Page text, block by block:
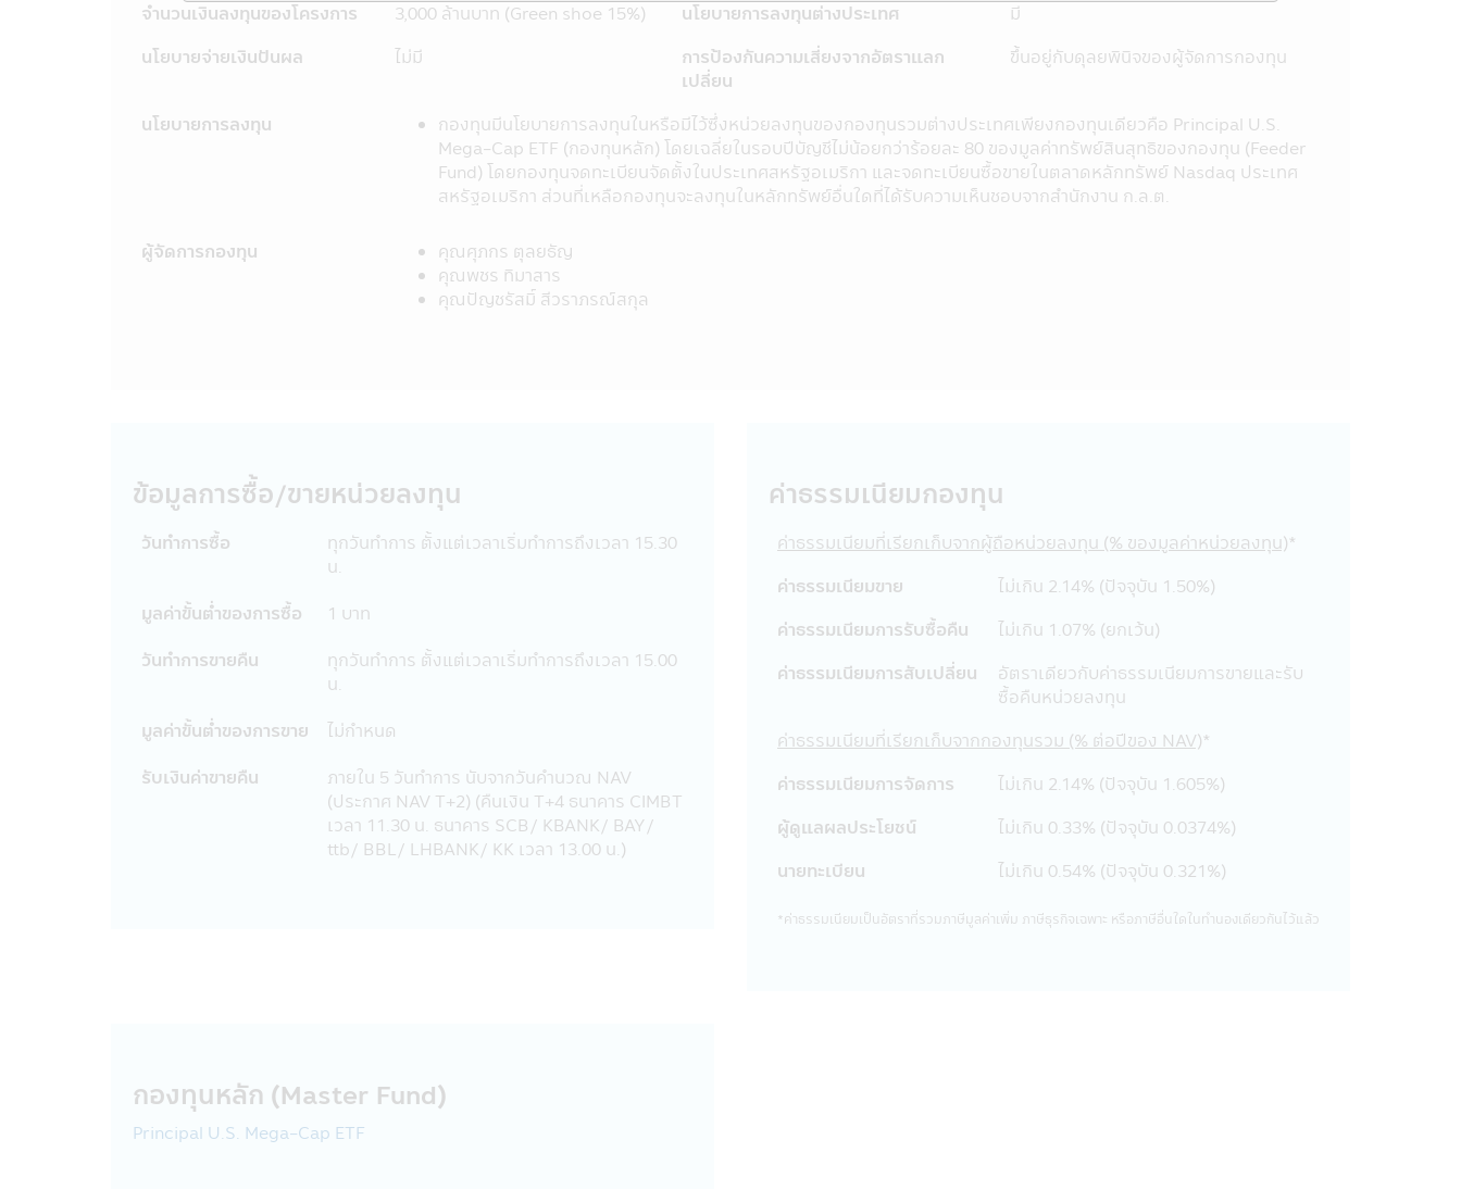
กรรมการ ก.ล.ต.http://www.sec.or.th
9. กองทุนรวมเป็นนิติบุคคลแยกต่างหากจากบริษัทจัดการ ดังนั้นบริษัทจัดการจึงไม่มีภาระผูกพันในการชดเชยผลขาดทุนของกองทุนรวม ทั้งนี้ ผล
การดำเนินงานของกองทุนรวม ไม่ได้ขึ้นอยู่กับสถานะทางการเงินหรือผลการดำเนินงานของบริษัทจัดการ
10. การลงทุนในกองทุนรวมใดๆ ที่มีรายชื่อปรากฏในแอปพลิเคชันผ่านโทรศัพท์มือถือนี้อยู่ภายใต้การควบคุมของกฎหมายไทยรวมถึงกฎ ระเบียบ
และข้อบังคับต่างๆ ที่กำหนดไว้ตามพระราชบัญญัติหลักทรัพย์ และตลาดหลักทรัพย์ พ.ศ. 2535 (ที่แก้ไขเพิ่มเติม)
11. ข้อมูลในแอปพลิเคชันผ่านโทรศัพท์มือถือนี้เป็นข้อมูลทั่วไป ไม่ใช่คำแนะนำหรือความเห็น และไม่ถือเป็นการแทนคำแนะนำ หรือมีความมุ่งหมาย
ให้ถือเป็นคำเสนอ หรือการเชิญชวนให้บุคคลใดทำการซื้อ หรือขายผลิตภัณฑ์ด้านการลงทุนประเภทต่าง ๆ ความเสียหายใด ๆ ที่เกิดขึ้นแก่ผู้ที่ใช้
ข้อมูลหรือตัดสินใจจากเนื้อหาในเว็ปไซด์นี้ไม่อาจเรียกร้องได้
12. การที่สำนักงานคณะกรรมการ ก.ล.ต. ได้อนุมัติให้จัดตั้งและจัดการโครงการของกองทุนรวมที่ปรากฏอยู่ในแอปพลิเคชันผ่านโทรศัพท์มือถือนี้
ราคาหน่วยลงทุนที่เสนอขาย
13. การวัดผลการดำเนินงานของกองทุนรวมในแอปพลิเคชันผ่านโทรศัพท์มือถือนี้ ใช้วิธีวัดผลการดำเนินงานตามมาตรฐานที่สมาคมบริษัทจัดการ
ลงทุนกำหนด และผลการดำเนินงานในอดีตของกองทุนรวม มิได้เป็นสิ่งยืนยันถึงผลการดำเนินงานในอนาคต
สมาคมบริษัทจัดการลงทุนกำหนด และจะต้องเปิดเผยการลงทุนดังกล่าวให้บริษัทจัดการทราบเพื่อที่บริษัทจัดการจะสามารถกำกับ และดูแลการซื้อ
ขายหลักทรัพย์ของพนักงานได้
หรือ ระบบสื่อสารของผู้เข้าเยี่ยมชม หรือผู้ลงทุน อันเนื่องมาจากการเข้ามาใช้แอปพลิเคชันผ่านโทรศัพท์มือถือนี้ และ/หรือ แอปพลิเคชันผ่านโทรศัพท์
มือถือที่ร่วมกิจกรรมกับบริษัท
18. บริษัทจัดการขอสงวนสิทธิ์ของข้อมูลใดๆ ในแอปพลิเคชันผ่านโทรศัพท์มือถือนี้ โดยห้ามมิให้ผู้ใดเผยแพร่ อ้างอิง ลอกเลียน ทำซ้ำ หรือแก้ไข
ด้วยวิธีการใดๆ ไม่ว่าทั้งหมด หรือบางส่วนของข้อมูลในแอปพลิเคชันผ่านโทรศัพท์มือถือนี้ เว้นแต่จะได้รับอนุญาตเป็นลายลักษณ์อักษรจากบริษัท
จัดการก่อน บริษัทจัดการ และผู้บริหารรวมถึงพนักงานเจ้าหน้าที่ของบริษัทจัดการขอสงวนสิทธิที่จะไม่รับผิดชอบต่อความเสียหายทุกกรณี อันเกิดขึ้น
จากการที่บุคคลอื่นกระทำโดยเจตนา หรือโดยมิได้รับอนุญาตจากบริษัทจัดการ แก้ไข เปลี่ยนแปลง รายงาน ข้อความ ข้อมูล เอกสาร หรือสื่อใดๆ ใน
แอปพลิเคชันผ่านโทรศัพท์มือถือนี้ และรายงาน ข้อความ ข้อมูล เอกสาร หรือสื่อใดๆ ในแอปพลิเคชันผ่านโทรศัพท์มือถือนี้ได้เผยแพร่ออกไป ไม่ว่า
เป็นการเฉพาะเจาะจง หรือเป็นการทั่วไปในประการที่อาจจะทำให้เกิดความเข้าใจผิด หรือก่อให้เกิดความเสียหายต่อทรัพย์สินหรือชื่อเสียงของบริษัท
จัดการ หรือ บุคคลอื่น
มิได้รับอนุญาตจากบริษัทจัดการก่อน และเป็นผลให้เกิดความเสียหายต่อทรัพย์สิน หรือชื่อเสียงของบริษัทจัดการ หรือบุคคลอื่น เป็นการกระทำที่ผิด
กฎหมายและความผิดที่เป็นไปตามพระราชบัญญัติ (พ.ร.บ.) ว่าด้วยการกระทำความผิดเกี่ยวกับคอมพิวเตอร์ ซึ่งผู้กระทำดังกล่าวนอกจากจะต้องรับ
ผิดชอบต่อความเสียหายในทางแพ่งแล้ว อาจต้องรับโทษในทางอาญาอีกด้วย
20. เว็บไซต์ต่างๆ ทั้งในประเทศและต่างประเทศที่ลิงก์อยู่ในแอปพลิเคชันผ่านโทรศัพท์มือถือนี้ บริษัทจัดการได้จัดรวบรวมขึ้นเพื่อความสะดวกใน
การเข้าไปชมเว็บไซต์เท่านั้น ดังนั้นการที่เว็บไซต์ดังกล่าวเสนอข้อมูล ความรู้ แนวคิด หรือเสนอการให้บริการ หรือการเสนอขายสินค้าต่างๆ ที่มีอยู่ใน
ต่างๆ ในประเทศไทยได้ ผู้เข้าชม หรือรับบริการหรือซื้อสินค้าจากเว็บไซต์ดังกล่าวควรต้องศึกษา และตรวจสอบข้อมูล โดยละเอียดก่อนตัดสินใจรับ
22. ผู้ลงทุนควรตรวจสอบให้แน่ใจว่าผู้ขายหน่วยลงทุนเป็นบุคคลที่ได้รับความเห็นชอบจากสำนักงานคณะกรรมการ ก.ล.ต.
(Regular Saving Plan)
จำนวนเงินลงทุนของโครงการ
3,000 ล้านบาท (Green shoe 15%) นโยบายการลงทุนต่างประเทศ
มี
นโยบายจ่ายเงินปันผล
ไม่มี
การป้องกันความเสี่ยงจากอัตราแลก
เปลี่ยน
ขึ้นอยู่กับดุลยพินิจของผู้จัดการกองทุน
นโยบายการลงทุน
กองทุนมีนโยบายการลงทุนในหรือมีไว้ซึ่งหน่วยลงทุนของกองทุนรวมต่างประเทศเพียงกองทุนเดียวคือ Principal U.S.
Mega-Cap ETF (กองทุนหลัก) โดยเฉลี่ยในรอบปีบัญชีไม่น้อยกว่าร้อยละ 80 ของมูลค่าทรัพย์สินสุทธิของกองทุน (Feeder
Fund) โดยกองทุนจดทะเบียนจัดตั้งในประเทศสหรัฐอเมริกา และจดทะเบียนซื้อขายในตลาดหลักทรัพย์ Nasdaq ประเทศ
สหรัฐอเมริกา ส่วนที่เหลือกองทุนจะลงทุนในหลักทรัพย์อื่นใดที่ได้รับความเห็นชอบจากสำนักงาน ก.ล.ต.
ผู้จัดการกองทุน
คุณศุภกร ตุลยธัญ
คุณพชร ทิมาสาร
คุณปัญชรัสมิ์ สีวราภรณ์สกุล
ข้อมูลการซื้อ/ขายหน่วยลงทุน
วันทำการซื้อ
ทุกวันทำการ ตั้งแต่เวลาเริ่มทำการถึงเวลา 15.30
น.
มูลค่าขั้นตํ่าของการซื้อ
1 บาท
วันทำการขายคืน
ทุกวันทำการ ตั้งแต่เวลาเริ่มทำการถึงเวลา 15.00
น.
มูลค่าขั้นตํ่าของการขาย
ไม่กำหนด
รับเงินค่าขายคืน
ภายใน 5 วันทําการ นับจากวันคํานวณ NAV
(ประกาศ NAV T+2) (คืนเงิน T+4 ธนาคาร CIMBT
เวลา 11.30 น. ธนาคาร SCB/ KBANK/ BAY/
ttb/ BBL/ LHBANK/ KK เวลา 13.00 น.)
ค่าธรรมเนียมกองทุน
ค่าธรรมเนียมที่เรียกเก็บจากผู้ถือหน่วยลงทุน (% ของมูลค่าหน่วยลงทุน)*
ค่าธรรมเนียมขาย
ไม่เกิน 2.14% (ปัจจุบัน 1.50%)
ค่าธรรมเนียมการรับซื้อคืน
ไม่เกิน 1.07% (ยกเว้น)
ค่าธรรมเนียมการสับเปลี่ยน
อัตราเดียวกับค่าธรรมเนียมการขายและรับ
ซื้อคืนหน่วยลงทุน
ค่าธรรมเนียมที่เรียกเก็บจากกองทุนรวม (% ต่อปีของ NAV)*
ค่าธรรมเนียมการจัดการ
ไม่เกิน 2.14% (ปัจจุบัน 1.605%)
ผู้ดูแลผลประโยชน์
ไม่เกิน 0.33% (ปัจจุบัน 0.0374%)
นายทะเบียน
ไม่เกิน 0.54% (ปัจจุบัน 0.321%)
*ค่าธรรมเนียมเป็นอัตราที่รวมภาษีมูลค่าเพิ่ม ภาษีธุรกิจเฉพาะ หรือภาษีอื่นใดในทํานองเดียวกันไว้แล้ว
กองทุนหลัก (Master Fund)
Principal U.S. Mega-Cap ETF